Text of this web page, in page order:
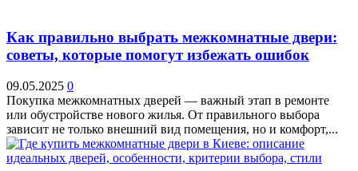
Как правильно выбрать межкомнатные двери:
советы, которые помогут избежать ошибок
09.05.2025 0
Покупка межкомнатных дверей — важный этап в ремонте
или обустройстве нового жилья. От правильного выбора
зависит не только внешний вид помещения, но и комфорт,...